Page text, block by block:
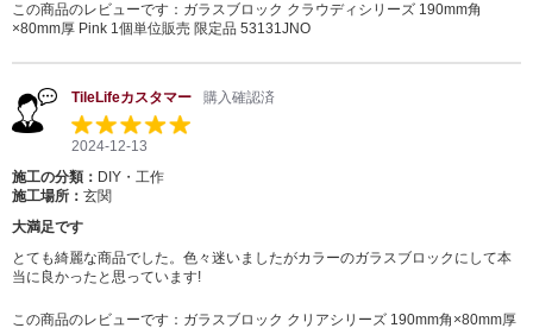
この商品のレビューです： ガラスブロック クラウディシリーズ 190mm角
×80mm厚 Pink 1個単位販売 限定品 53131JNO
TileLifeカスタマー 購入確認済
2024-12-13
施工の分類： DIY・工作
施工場所： 玄関
大満足です
とても綺麗な商品でした。色々迷いましたがカラーのガラスブロックにして本
当に良かったと思っています!
この商品のレビューです： ガラスブロック クリアシリーズ 190mm角×80mm厚